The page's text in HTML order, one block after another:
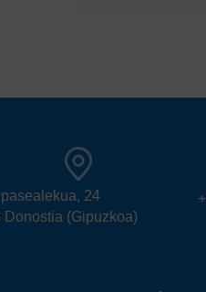
24
Donostia (Gipuzkoa)